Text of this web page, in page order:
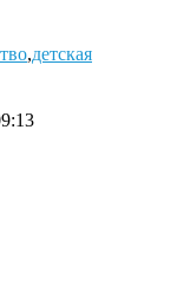
,детская